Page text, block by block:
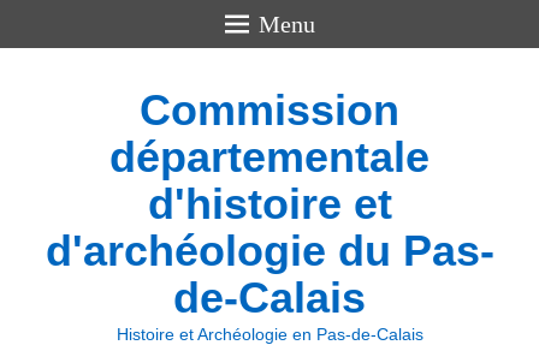
Menu
Commission
départementale
d'histoire et
d'archéologie du Pas-
de-Calais
Histoire et Archéologie en Pas-de-Calais